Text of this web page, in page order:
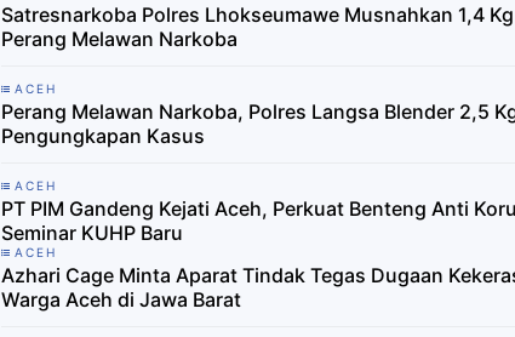
Satresnarkoba Polres Lhokseumawe Musnahkan 1,4
Perang Melawan Narkoba
ACEH
Perang Melawan Narkoba, Polres Langsa Blender 2,5
Pengungkapan Kasus
ACEH
PT PIM Gandeng Kejati Aceh, Perkuat Benteng Anti
Seminar KUHP Baru
ACEH
Azhari Cage Minta Aparat Tindak Tegas Dugaan
Warga Aceh di Jawa Barat